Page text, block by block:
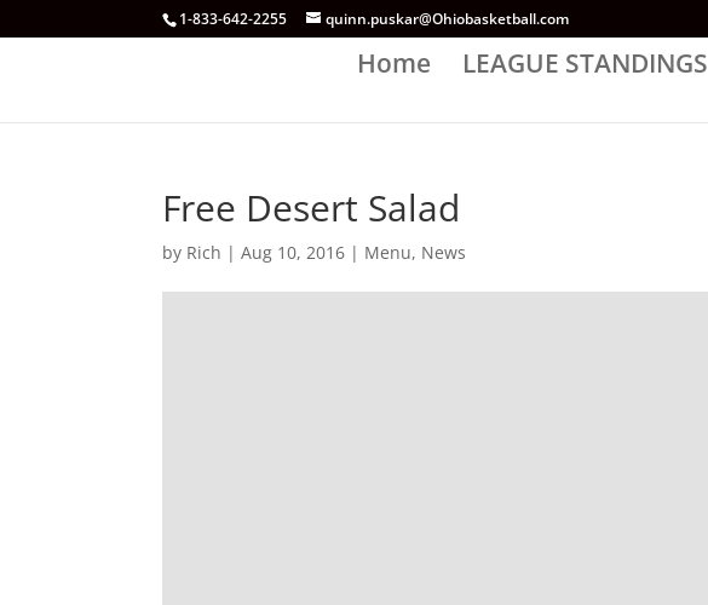
1-833-642-2255 quinn.puskar@Ohiobasketball.com
Home LEAGUE STANDINGS
Free Desert Salad
by Rich |Aug 10, 2016 | Menu, News